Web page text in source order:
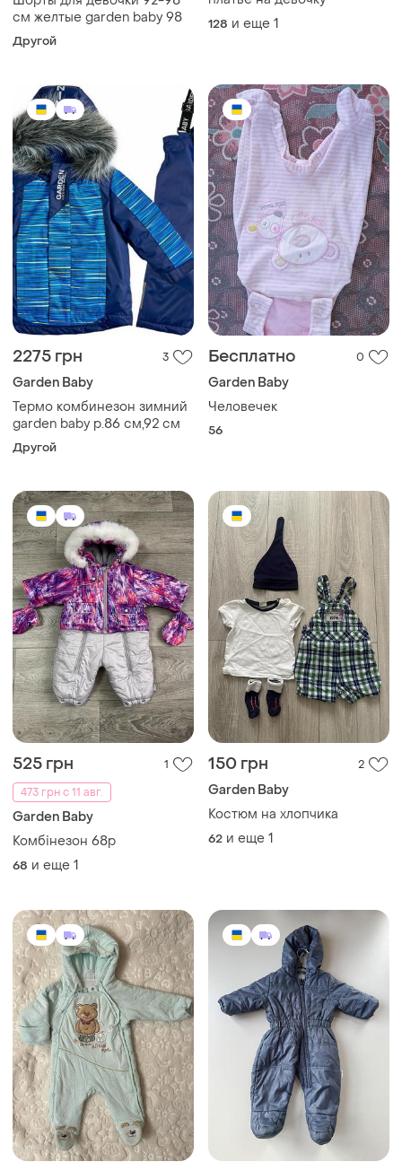
см желтые garden baby 98
Другой
128 и еще 1
2275 грн 3
Garden Baby
Термо комбинезон зимний
garden baby р.86 см,92 см
Другой
Бесплатно 0
Garden Baby
Человечек
56
525 грн
1
473 грн с 11 авг.
Garden Baby
Комбінезон 68р
68 и еще 1
150 грн 2
Garden Baby
Костюм на хлопчика
62 и еще 1